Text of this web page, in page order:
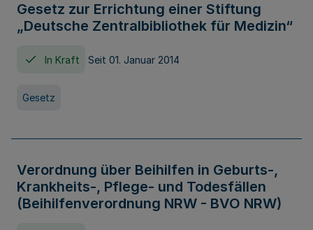
Gesetz zur Errichtung einer Stiftung
„Deutsche Zentralbibliothek für Medizin“
In Kraft Seit 01. Januar 2014
Gesetz
Verordnung über Beihilfen in Geburts-,
Krankheits-, Pflege- und Todesfällen
(Beihilfenverordnung NRW - BVO NRW)